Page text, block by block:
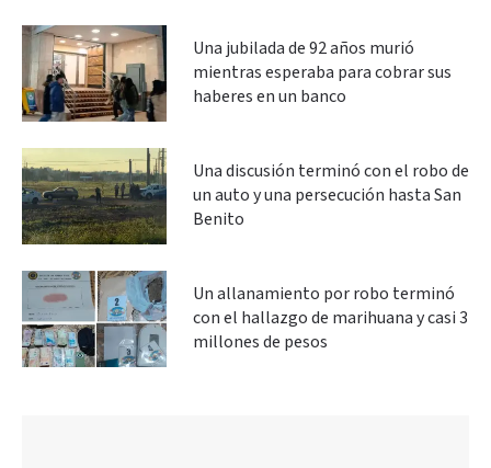
Una jubilada de 92 años murió
mientras esperaba para cobrar sus
haberes en un banco
Una discusión terminó con el robo de
un auto y una persecución hasta San
Benito
Un allanamiento por robo terminó
con el hallazgo de marihuana y casi 3
millones de pesos